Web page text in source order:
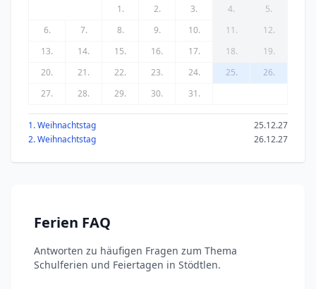
1.
2. 3. 4.
5.
6.
7. 8. 9. 10. 11.
12.
13.
14. 15. 16. 17. 18.
19.
20.
21. 22. 23. 24. 25.
26.
27.
28. 29. 30. 31.
1. Weihnachtstag
25.12.27
2. Weihnachtstag
26.12.27
Ferien FAQ
Antworten zu häufigen Fragen zum Thema
Schulferien und Feiertagen in Stödtlen.